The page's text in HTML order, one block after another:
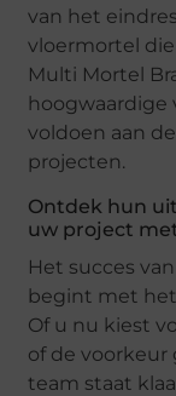
van het
vloermortel
Multi Mortel
voldoen aan
projecten.
Ontdek hun
uw project
Het succes
begint met
Of u nu kiest
of de voorkeur
team staat